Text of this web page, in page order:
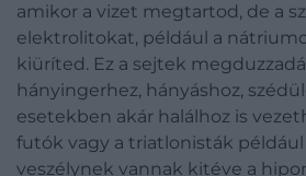
amikor a vizet megtartod, de a
elektrolitokat, például a
kiüríted. Ez a sejtek
hányingerhez, hányáshoz,
esetekben akár halálhoz is
futók vagy a triatlonisták
veszélynek vannak kitéve a